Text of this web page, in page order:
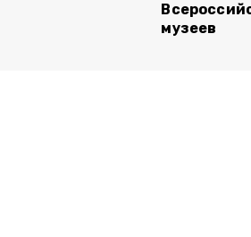
музеев